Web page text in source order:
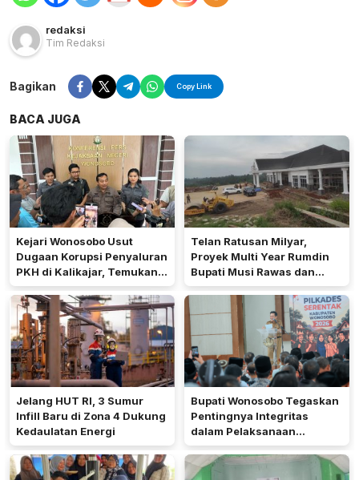
redaksi
Tim Redaksi
Bagikan Copy Link
BACA JUGA
Kejari Wonosobo Usut
Dugaan Korupsi Penyaluran
PKH di Kalikajar, Temukan
Hampir 600 Kartu ATM
Penerima Manfaat
Telan Ratusan Milyar,
Proyek Multi Year Rumdin
Bupati Musi Rawas dan
Gedung Serbaguna Jadi
Sorotan Publik
Jelang HUT RI, 3 Sumur
Infill Baru di Zona 4 Dukung
Kedaulatan Energi
Bupati Wonosobo Tegaskan
Pentingnya Integritas
dalam Pelaksanaan
Pilkades 2026